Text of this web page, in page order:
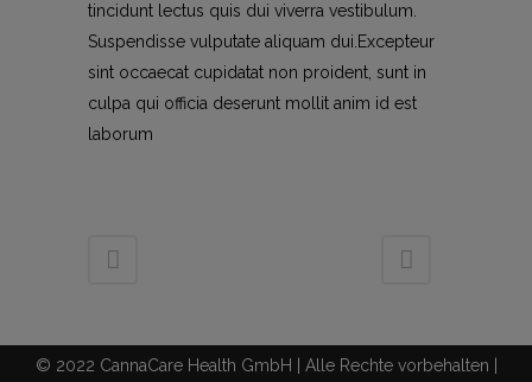
tincidunt lectus quis dui viverra vestibulum.
Suspendisse vulputate aliquam dui.Excepteur
sint occaecat cupidatat non proident, sunt in
culpa qui officia deserunt mollit anim id est
laborum
© 2022 CannaCare Health GmbH | Alle Rechte vorbehalten |